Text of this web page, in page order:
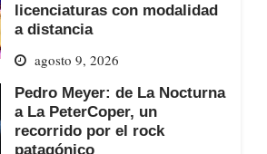
licenciaturas con modalidad
a distancia
agosto 9, 2026
Pedro Meyer: de La Nocturna
a La PeterCoper, un
recorrido por el rock
patagónico